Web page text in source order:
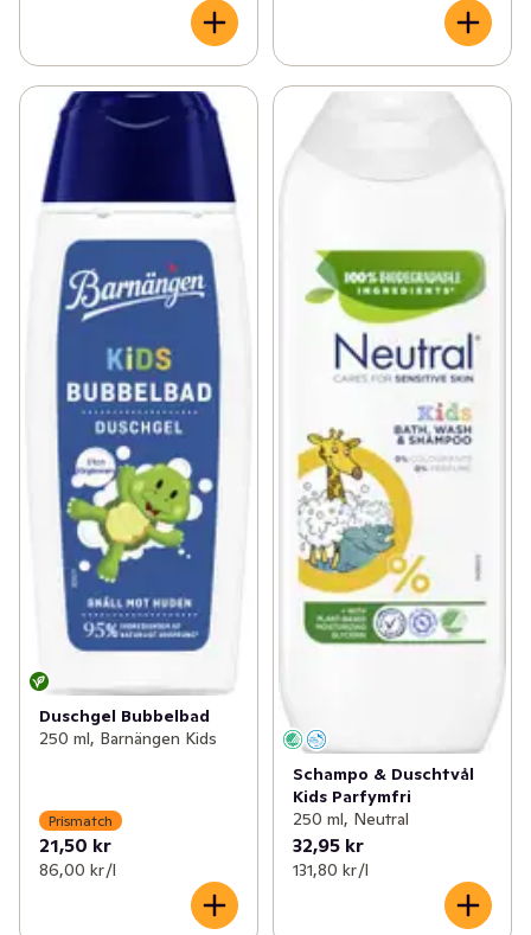
Duschgel Bubbelbad
250 ml, Barnängen Kids
Prismatch
21,50 kr
86,00 kr /l
Schampo & Duschtvål
Kids Parfymfri
250 ml, Neutral
32,95 kr
131,80 kr /l